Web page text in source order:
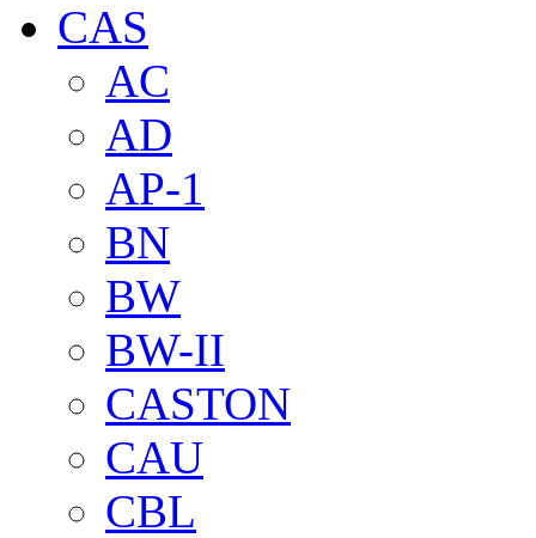
CAS
AC
AD
AP-1
BN
BW
BW-II
CASTON
CAU
CBL